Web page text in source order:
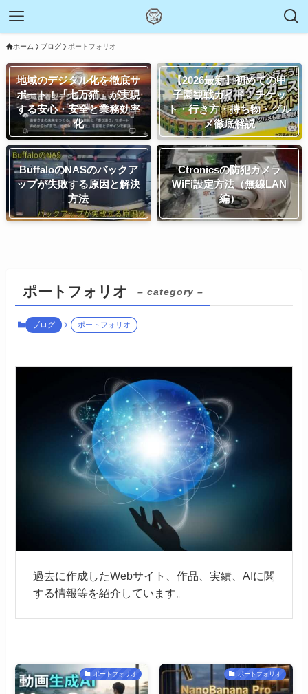
ホーム ブログ ポートフォリオ
地域のデジタル化を徹底サ
ポート！「七万猫」が実現
する安心・安全と業務効率
化
【2026最新】初めての甲
子園観戦ガイド！チケッ
ト・行き方・持ち物・グル
メ徹底解説
BuffaloのNASのバックア
ップが失敗する原因と解決
方法
Ctronicsの防犯カメラ
WiFi設定方法（無線LAN
編）
ポートフォリオ – category –
ブログ ポートフォリオ
過去に作成したWebサイト、作品、実績、AIに関
する情報等を紹介しています。
ポートフォリオ ポートフォリオ